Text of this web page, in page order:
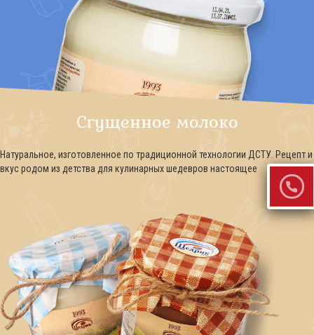
Сгущенное молоко
Натуральное, изготовленное по традиционной технологии ДСТУ. Рецепт и
вкус родом из детства для кулинарных шедевров настоящее